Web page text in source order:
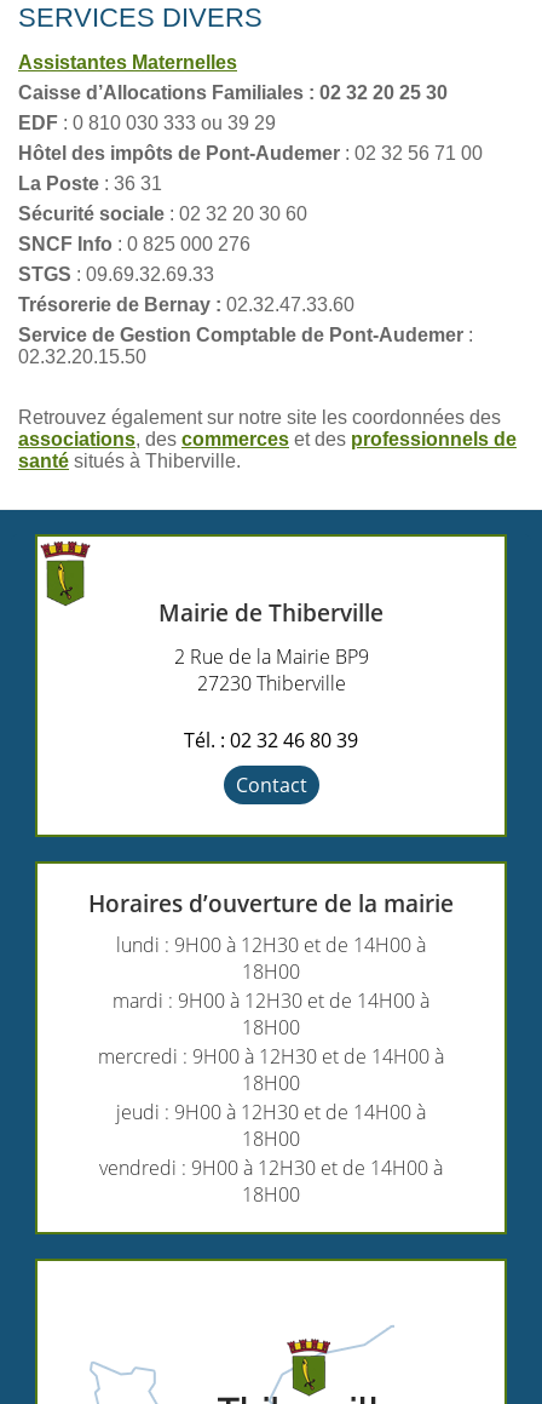
SERVICES DIVERS
Assistantes Maternelles
Caisse d’Allocations Familiales : 02 32 20 25 30
EDF : 0 810 030 333 ou 39 29
Hôtel des impôts de Pont-Audemer : 02 32 56 71 00
La Poste : 36 31
Sécurité sociale : 02 32 20 30 60
SNCF Info : 0 825 000 276
STGS : 09.69.32.69.33
Trésorerie de Bernay : 02.32.47.33.60
Service de Gestion Comptable de Pont-Audemer :
02.32.20.15.50
Retrouvez également sur notre site les coordonnées des
associations, des commerces et des professionnels de
santé situés à Thiberville.
Mairie de Thiberville
2 Rue de la Mairie BP9
27230 Thiberville
Tél. : 02 32 46 80 39
Contact
Horaires d’ouverture de la mairie
lundi : 9H00 à 12H30 et de 14H00 à
18H00
mardi : 9H00 à 12H30 et de 14H00 à
18H00
mercredi : 9H00 à 12H30 et de 14H00 à
18H00
jeudi : 9H00 à 12H30 et de 14H00 à
18H00
vendredi : 9H00 à 12H30 et de 14H00 à
18H00